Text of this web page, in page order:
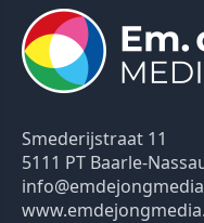
Smederijstraat 11
5111 PT Baarle-